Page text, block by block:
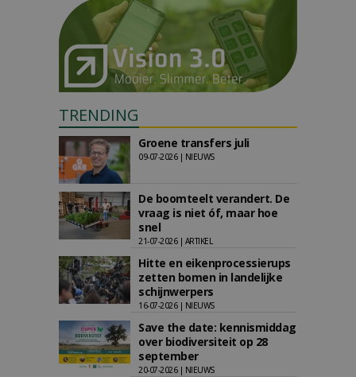
TRENDING
Groene transfers juli
09-07-2026 | NIEUWS
De boomteelt verandert. De
vraag is niet óf, maar hoe
snel
21-07-2026 | ARTIKEL
Hitte en eikenprocessierups
zetten bomen in landelijke
schijnwerpers
16-07-2026 | NIEUWS
Save the date: kennismiddag
over biodiversiteit op 28
september
20-07-2026 | NIEUWS